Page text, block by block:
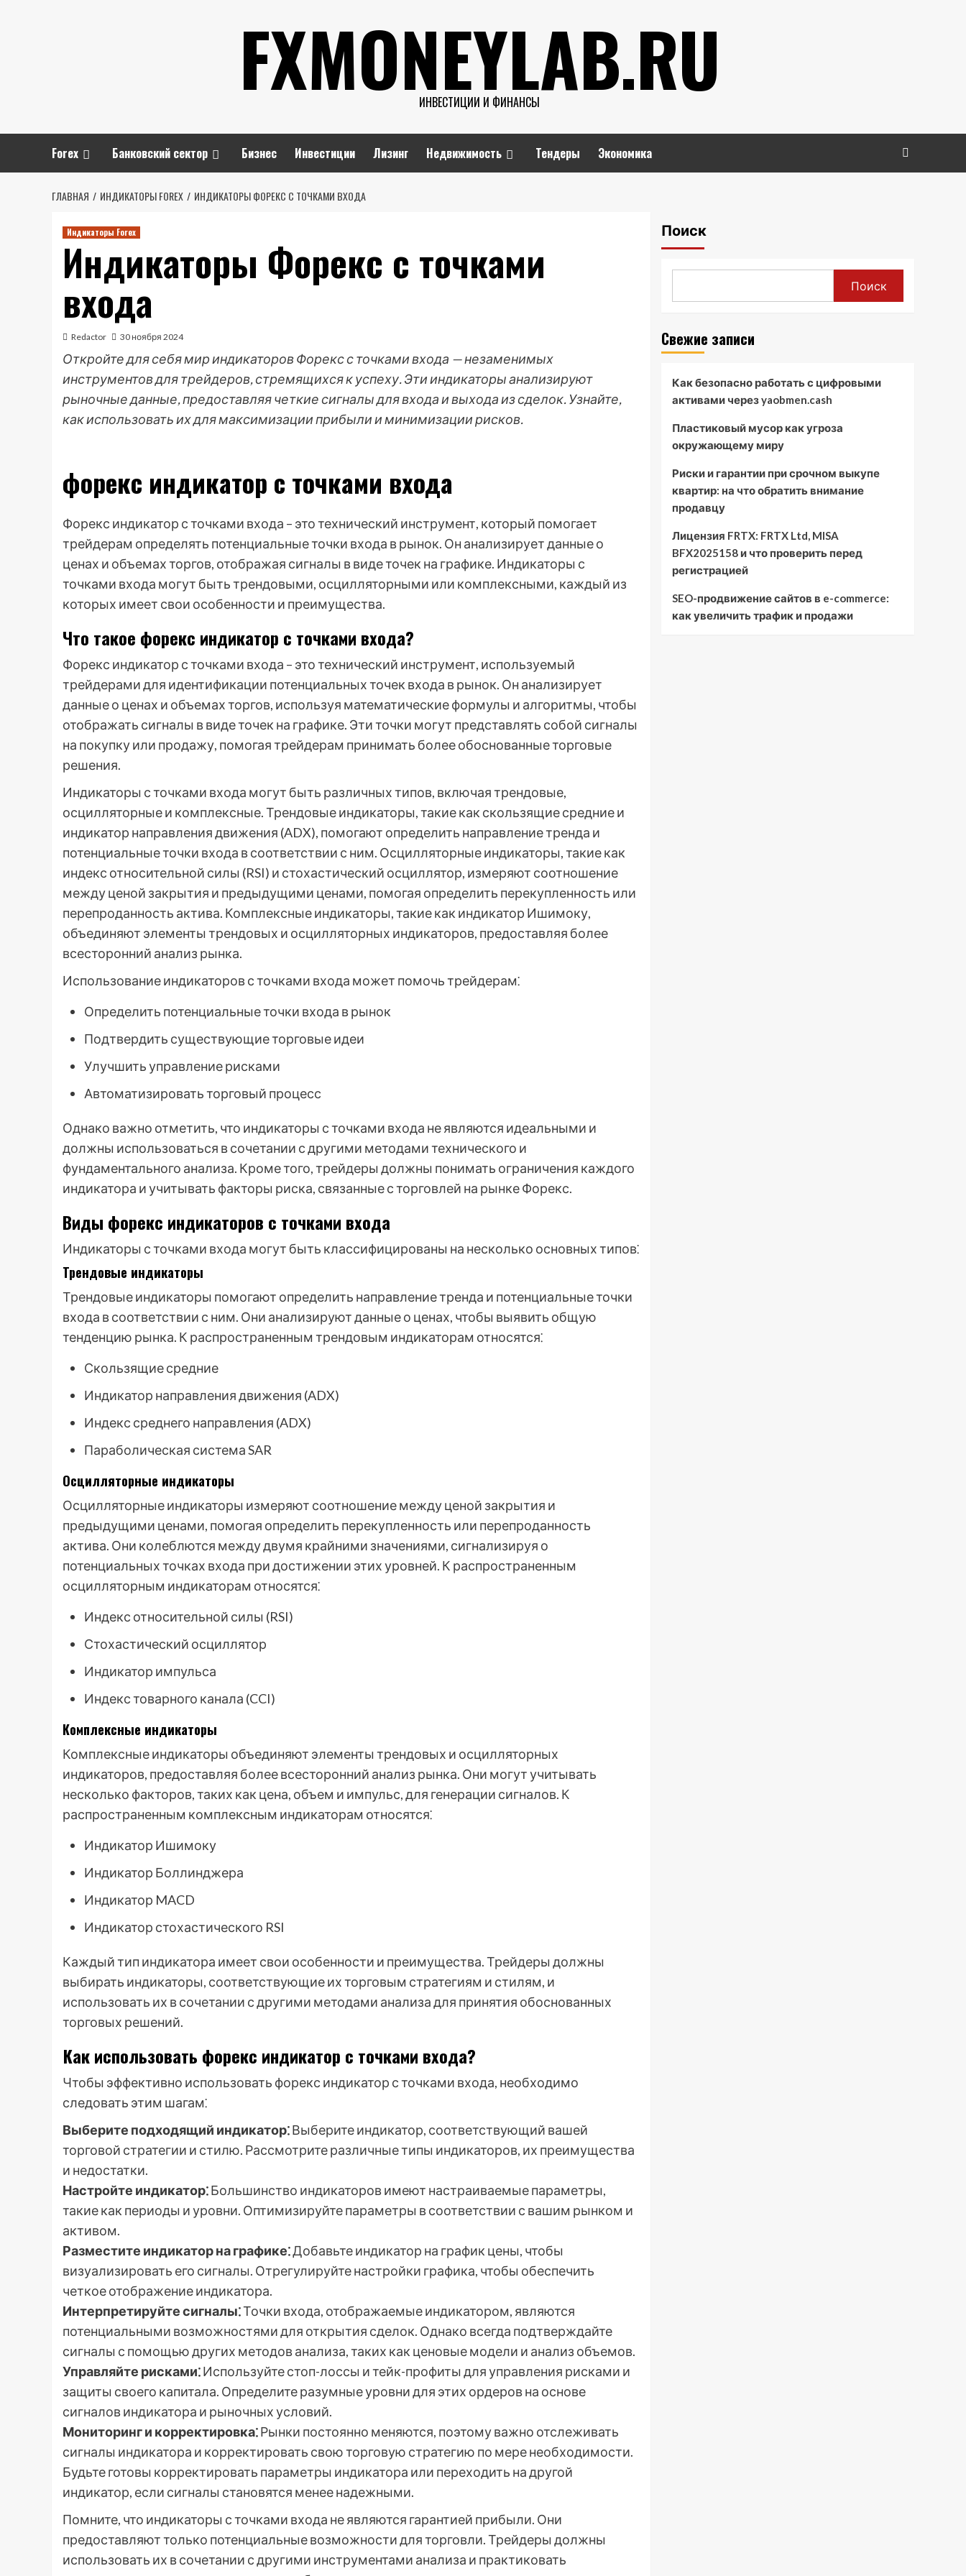
FXMONEYLAB.RU
ИНВЕСТИЦИИ И ФИНАНСЫ
Forex Банковский сектор Бизнес Инвестиции Лизинг Недвижимость Тендеры Экономика
ГЛАВНАЯ ИНДИКАТОРЫ FOREX ИНДИКАТОРЫ ФОРЕКС С ТОЧКАМИ ВХОДА
Индикаторы Forex
Индикаторы Форекс с точками
входа
Redactor 30 ноября 2024
Откройте для себя мир индикаторов Форекс с точками входа — незаменимых
инструментов для трейдеров, стремящихся к успеху. Эти индикаторы анализируют
рыночные данные, предоставляя четкие сигналы для входа и выхода из сделок. Узнайте,
как использовать их для максимизации прибыли и минимизации рисков.
форекс индикатор с точками входа
Форекс индикатор с точками входа – это технический инструмент, который помогает
трейдерам определять потенциальные точки входа в рынок. Он анализирует данные о
ценах и объемах торгов, отображая сигналы в виде точек на графике. Индикаторы с
точками входа могут быть трендовыми, осцилляторными или комплексными, каждый из
которых имеет свои особенности и преимущества.
Что такое форекс индикатор с точками входа?
Форекс индикатор с точками входа – это технический инструмент, используемый
трейдерами для идентификации потенциальных точек входа в рынок. Он анализирует
данные о ценах и объемах торгов, используя математические формулы и алгоритмы, чтобы
отображать сигналы в виде точек на графике. Эти точки могут представлять собой сигналы
на покупку или продажу, помогая трейдерам принимать более обоснованные торговые
решения.
Индикаторы с точками входа могут быть различных типов, включая трендовые,
осцилляторные и комплексные. Трендовые индикаторы, такие как скользящие средние и
индикатор направления движения (ADX), помогают определить направление тренда и
потенциальные точки входа в соответствии с ним. Осцилляторные индикаторы, такие как
индекс относительной силы (RSI) и стохастический осциллятор, измеряют соотношение
между ценой закрытия и предыдущими ценами, помогая определить перекупленность или
перепроданность актива. Комплексные индикаторы, такие как индикатор Ишимоку,
объединяют элементы трендовых и осцилляторных индикаторов, предоставляя более
всесторонний анализ рынка.
Использование индикаторов с точками входа может помочь трейдерам⁚
Определить потенциальные точки входа в рынок
Подтвердить существующие торговые идеи
Улучшить управление рисками
Автоматизировать торговый процесс
Однако важно отметить, что индикаторы с точками входа не являются идеальными и
должны использоваться в сочетании с другими методами технического и
фундаментального анализа. Кроме того, трейдеры должны понимать ограничения каждого
индикатора и учитывать факторы риска, связанные с торговлей на рынке Форекс.
Виды форекс индикаторов с точками входа
Индикаторы с точками входа могут быть классифицированы на несколько основных типов⁚
Трендовые индикаторы
Трендовые индикаторы помогают определить направление тренда и потенциальные точки
входа в соответствии с ним. Они анализируют данные о ценах, чтобы выявить общую
тенденцию рынка. К распространенным трендовым индикаторам относятся⁚
Скользящие средние
Индикатор направления движения (ADX)
Индекс среднего направления (ADX)
Параболическая система SAR
Осцилляторные индикаторы
Осцилляторные индикаторы измеряют соотношение между ценой закрытия и
предыдущими ценами, помогая определить перекупленность или перепроданность
актива. Они колеблются между двумя крайними значениями, сигнализируя о
потенциальных точках входа при достижении этих уровней. К распространенным
осцилляторным индикаторам относятся⁚
Индекс относительной силы (RSI)
Стохастический осциллятор
Индикатор импульса
Индекс товарного канала (CCI)
Комплексные индикаторы
Комплексные индикаторы объединяют элементы трендовых и осцилляторных
индикаторов, предоставляя более всесторонний анализ рынка. Они могут учитывать
несколько факторов, таких как цена, объем и импульс, для генерации сигналов. К
распространенным комплексным индикаторам относятся⁚
Индикатор Ишимоку
Индикатор Боллинджера
Индикатор MACD
Индикатор стохастического RSI
Каждый тип индикатора имеет свои особенности и преимущества. Трейдеры должны
выбирать индикаторы, соответствующие их торговым стратегиям и стилям, и
использовать их в сочетании с другими методами анализа для принятия обоснованных
торговых решений.
Как использовать форекс индикатор с точками входа?
Чтобы эффективно использовать форекс индикатор с точками входа, необходимо
следовать этим шагам⁚
Выберите подходящий индикатор⁚Выберите индикатор, соответствующий вашей
торговой стратегии и стилю. Рассмотрите различные типы индикаторов, их преимущества
и недостатки.
Настройте индикатор⁚Большинство индикаторов имеют настраиваемые параметры,
такие как периоды и уровни. Оптимизируйте параметры в соответствии с вашим рынком и
активом.
Разместите индикатор на графике⁚Добавьте индикатор на график цены, чтобы
визуализировать его сигналы. Отрегулируйте настройки графика, чтобы обеспечить
четкое отображение индикатора.
Интерпретируйте сигналы⁚Точки входа, отображаемые индикатором, являются
потенциальными возможностями для открытия сделок. Однако всегда подтверждайте
сигналы с помощью других методов анализа, таких как ценовые модели и анализ объемов.
Управляйте рисками⁚Используйте стоп-лоссы и тейк-профиты для управления рисками и
защиты своего капитала. Определите разумные уровни для этих ордеров на основе
сигналов индикатора и рыночных условий.
Мониторинг и корректировка⁚Рынки постоянно меняются, поэтому важно отслеживать
сигналы индикатора и корректировать свою торговую стратегию по мере необходимости.
Будьте готовы корректировать параметры индикатора или переходить на другой
индикатор, если сигналы становятся менее надежными.
Помните, что индикаторы с точками входа не являются гарантией прибыли. Они
предоставляют только потенциальные возможности для торговли. Трейдеры должны
использовать их в сочетании с другими инструментами анализа и практиковать
Поиск
Поиск
Свежие записи
Как безопасно работать с цифровыми
активами через yaobmen.cash
Пластиковый мусор как угроза
окружающему миру
Риски и гарантии при срочном выкупе
квартир: на что обратить внимание
продавцу
Лицензия FRTX: FRTX Ltd, MISA
BFX2025158 и что проверить перед
регистрацией
SEO-продвижение сайтов в e-commerce:
как увеличить трафик и продажи